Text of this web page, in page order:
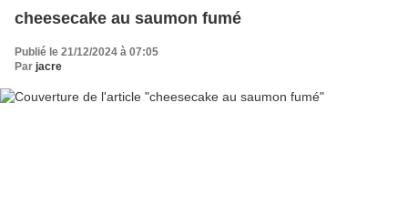
cheesecake au saumon fumé
Publié le 21/12/2024 à 07:05
Par jacre